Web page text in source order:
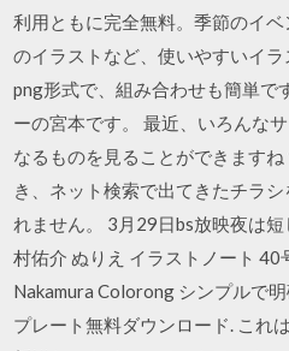
利用ともに完全無料。季節のイ
のイラストなど、使いやすいイ
png形式で、組み合わせも簡単で
ーの宮本です。 最近、いろんな
なるものを見ることができます
き、ネット検索で出てきたチラ
れません。 3月29日bs放映夜は
村佑介 ぬりえ イラストノート 40
Nakamura Colorong シンプルで
プレート無料ダウンロード. これ